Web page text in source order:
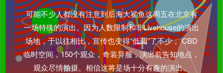
可能不少人都没有注意到后海大鲨鱼这周五在北京有
一场特殊的演出。因为人数限制和非Livehouse的演出
场地，于以往相比，宣传也变得“低调”了不少 。CBD
临时空间，150个观众，奇装异服，演出前告知地点，
观众尽情拍摄。相信这将是场十分有趣的演出。